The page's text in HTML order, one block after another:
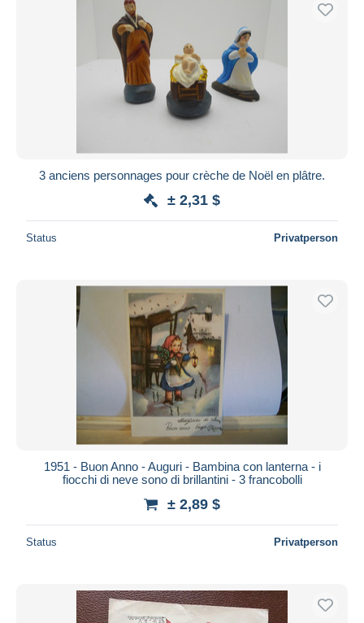
3 anciens personnages pour crèche de Noël en plâtre.
± 2,31 $
Status Privatperson
1951 - Buon Anno - Auguri - Bambina con lanterna - i
fiocchi di neve sono di brillantini - 3 francobolli
± 2,89 $
Status Privatperson